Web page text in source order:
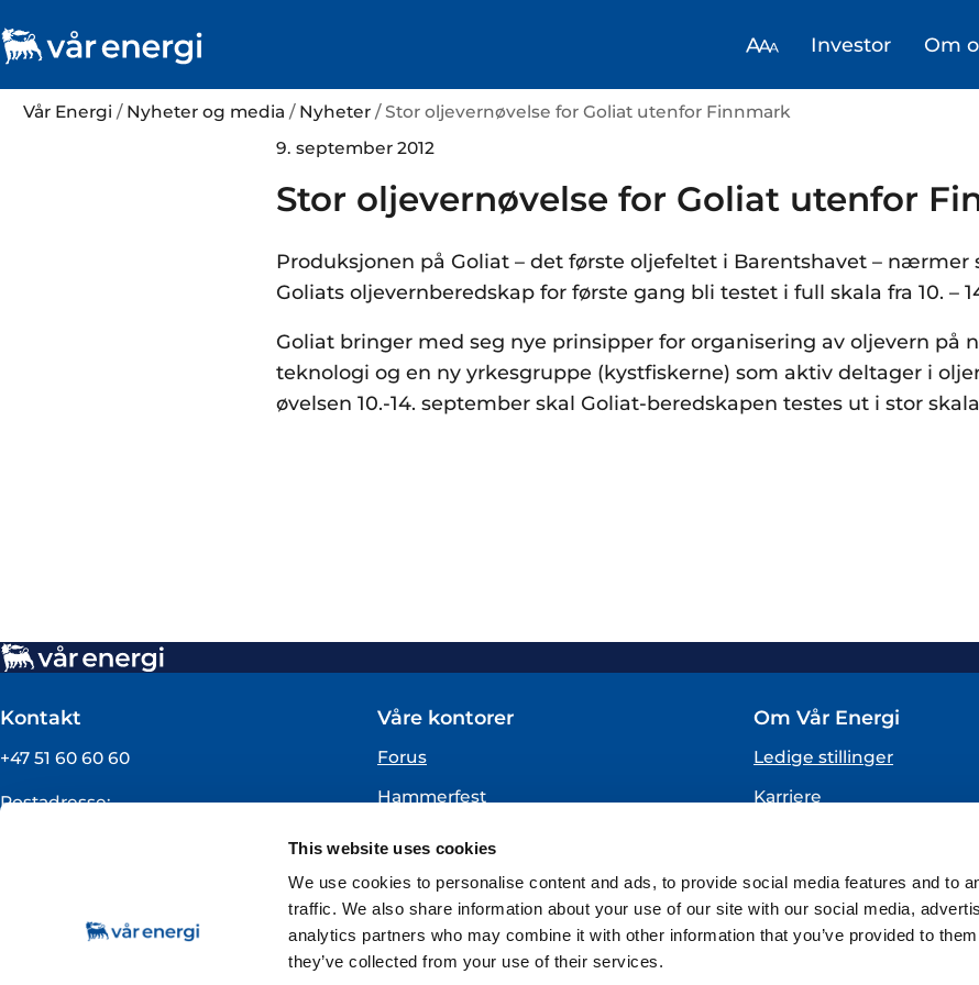
This website uses cookies
We use cookies to personalise content and ads, to provide social media features and to
traffic. We also share information about your use of our site with our social media,
analytics partners who may combine it with other information that you’ve provided to
they’ve collected from your use of their services.
Investor Om
Vår Energi / Nyheter og media / Nyheter/ Stor oljevernøvelse for Goliat utenfor Finnmark
9. september 2012
Stor oljevernøvelse for Goliat utenfor
Produksjonen på Goliat – det første oljefeltet i Barentshavet – nærmer
Goliats oljevernberedskap for første gang bli testet i full skala fra 10. –
Goliat bringer med seg nye prinsipper for organisering av oljevern på
teknologi og en ny yrkesgruppe (kystfiskerne) som aktiv deltager i
øvelsen 10.-14. september skal Goliat-beredskapen testes ut i stor
Kontakt
+47 51 60 60 60
Postadresse:
Org.nummer:
Våre kontorer
Forus
Hammerfest
Florø
Om Vår Energi
Ledige stillinger
Karriere
VARSLING
(Vår Energi